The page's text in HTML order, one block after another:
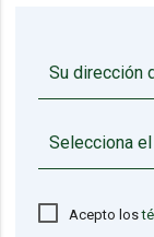
Acepto los